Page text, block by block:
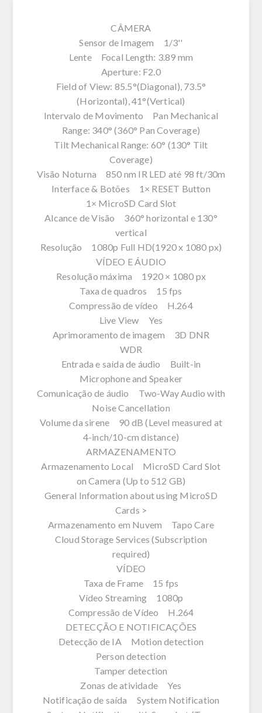
CÂMERA
Sensor de Imagem 1/3''
Lente Focal Length: 3.89 mm
Aperture: F2.0
Field of View: 85.5°(Diagonal), 73.5°
(Horizontal), 41°(Vertical)
Intervalo de Movimento Pan Mechanical
Range: 340° (360° Pan Coverage)
Tilt Mechanical Range: 60° (130° Tilt
Coverage)
Visão Noturna 850 nm IR LED até 98 ft/30m
Interface & Botões 1× RESET Button
1× MicroSD Card Slot
Alcance de Visão 360° horizontal e 130°
vertical
Resolução 1080p Full HD(1920 x 1080 px)
VÍDEO E ÁUDIO
Resolução máxima 1920 × 1080 px
Taxa de quadros 15 fps
Compressão de vídeo H.264
Live View Yes
Aprimoramento de imagem 3D DNR
WDR
Entrada e saída de áudio Built-in
Microphone and Speaker
Comunicação de áudio Two-Way Audio with
Noise Cancellation
Volume da sirene 90 dB (Level measured at
4-inch/10-cm distance)
ARMAZENAMENTO
Armazenamento Local MicroSD Card Slot
on Camera (Up to 512 GB)
General Information about using MicroSD
Cards >
Armazenamento em Nuvem Tapo Care
Cloud Storage Services (Subscription
required)
VÍDEO
Taxa de Frame 15 fps
Vídeo Streaming 1080p
Compressão de Vídeo H.264
DETECÇÃO E NOTIFICAÇÕES
Detecção de IA Motion detection
Person detection
Tamper detection
Zonas de atividade Yes
Notificação de saída System Notification